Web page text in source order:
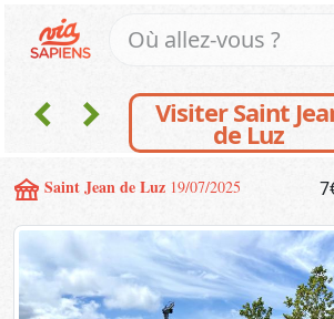
chevron_left chevron_right Visiter Saint
de Luz
festival Saint Jean de Luz 19/07/2025